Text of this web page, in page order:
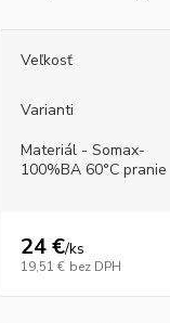
Veľkosť
Varianti
Materiál - Somax-
100%BA 60°C pranie
24 €/ks
19,51 € bez DPH